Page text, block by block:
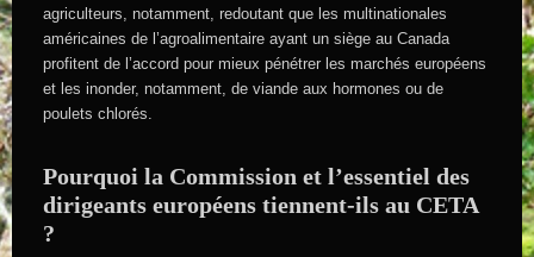
agriculteurs, notamment, redoutant que les multinationales
américaines de l’agroalimentaire ayant un siège au Canada
profitent de l’accord pour mieux pénétrer les marchés européens
et les inonder, notamment, de viande aux hormones ou de
poulets chlorés.
Pourquoi la Commission et l’essentiel des
dirigeants européens tiennent-ils au CETA
?